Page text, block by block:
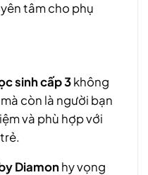
tâm cho phụ
sinh cấp 3không
còn là người bạn
và phù hợp với
Diamonhy vọng